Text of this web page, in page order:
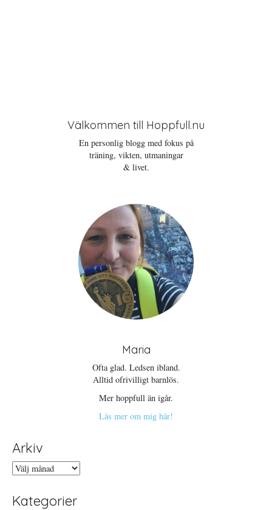
Välkommen till Hoppfull.nu
En personlig blogg med fokus på
träning, vikten, utmaningar
& livet.
Maria
Ofta glad. Ledsen ibland.
Alltid ofrivilligt barnlös.
Mer hoppfull än igår.
Läs mer om mig här!
Arkiv
Arkiv
Kategorier